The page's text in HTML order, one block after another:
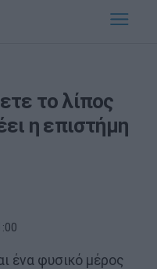
το λίπος
η επιστήμη
ένα φυσικό μέρος